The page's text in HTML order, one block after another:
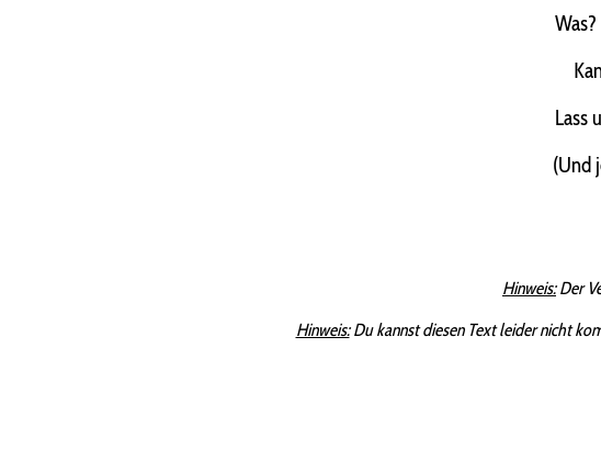
Lass
(Und
Hinweis:Der
Hinweis:Du kannst diesen Text leider nicht